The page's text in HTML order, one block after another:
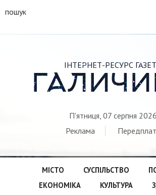
пошук
ІНТЕРНЕТ-РЕСУРС
П'ятниця, 07 серпня 2026
Реклама
МІСТО СУСПІЛЬСТВО
ЕКОНОМІКА
КУЛЬТУРА